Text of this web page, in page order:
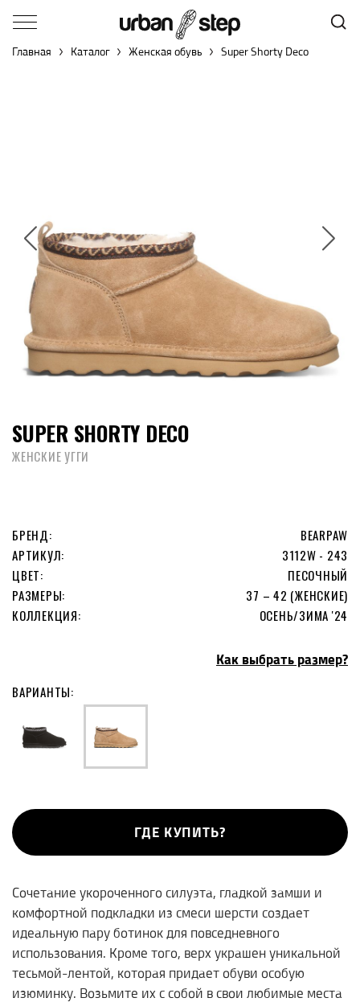
Главная Каталог Женская обувь Super Shorty Deco
SUPER SHORTY DECO
ЖЕНСКИЕ УГГИ
БРЕНД:
BEARPAW
АРТИКУЛ:
3112W - 243
ЦВЕТ:
ПЕСОЧНЫЙ
РАЗМЕРЫ:
37 – 42 (ЖЕНСКИЕ)
КОЛЛЕКЦИЯ:
ОСЕНЬ/ЗИМА '24
Как выбрать размер?
ВАРИАНТЫ:
ГДЕ КУПИТЬ?
Сочетание укороченного силуэта, гладкой замши и
комфортной подкладки из смеси шерсти создает
идеальную пару ботинок для повседневного
использования. Кроме того, верх украшен уникальной
тесьмой-лентой, которая придает обуви особую
изюминку. Возьмите их с собой в свои любимые места